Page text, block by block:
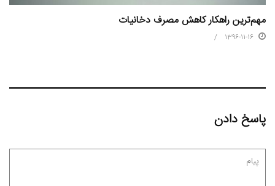
مهم‌ترین راهکار کاهش مصرف دخانیات
1396-11-16
پاسخ دادن